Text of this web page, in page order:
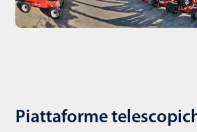
Piattaforme